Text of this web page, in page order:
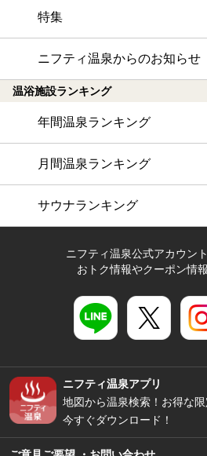
特集
ニフティ温泉からのお知らせ
温浴施設ランキング
年間温泉ランキング
月間温泉ランキング
サウナランキング
ニフティ温泉公式アカウン
おトク情報やクーポン情
ニフティ温泉アプリ
地図から温泉検索！お得な限
今すぐダウンロード！